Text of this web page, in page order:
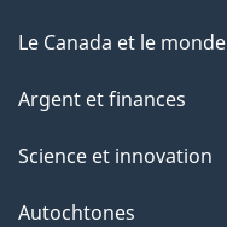
Le Canada et le monde
Argent et finances
Science et innovation
Autochtones